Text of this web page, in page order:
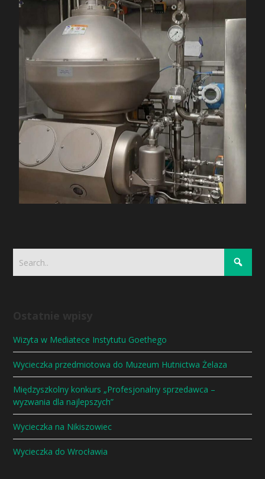
Wizyta w Mediatece Instytutu Goethego
Wycieczka przedmiotowa do Muzeum Hutnictwa Żelaza
Międzyszkolny konkurs „Profesjonalny sprzedawca –
wyzwania dla najlepszych”
Wycieczka na Nikiszowiec
Wycieczka do Wrocławia